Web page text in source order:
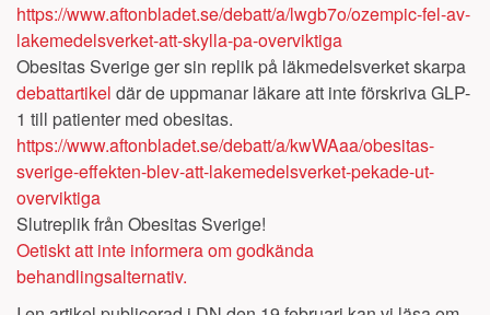
https://www.aftonbladet.se/debatt/a/lwgb7o/ozempic-fel-av-
lakemedelsverket-att-skylla-pa-overviktiga
Obesitas Sverige ger sin replik på läkmedelsverket skarpa
debattartikel där de uppmanar läkare att inte förskriva GLP-
1 till patienter med obesitas.
https://www.aftonbladet.se/debatt/a/kwWAaa/obesitas-
sverige-effekten-blev-att-lakemedelsverket-pekade-ut-
overviktiga
Slutreplik från Obesitas Sverige!
Oetiskt att inte informera om godkända
behandlingsalternativ.